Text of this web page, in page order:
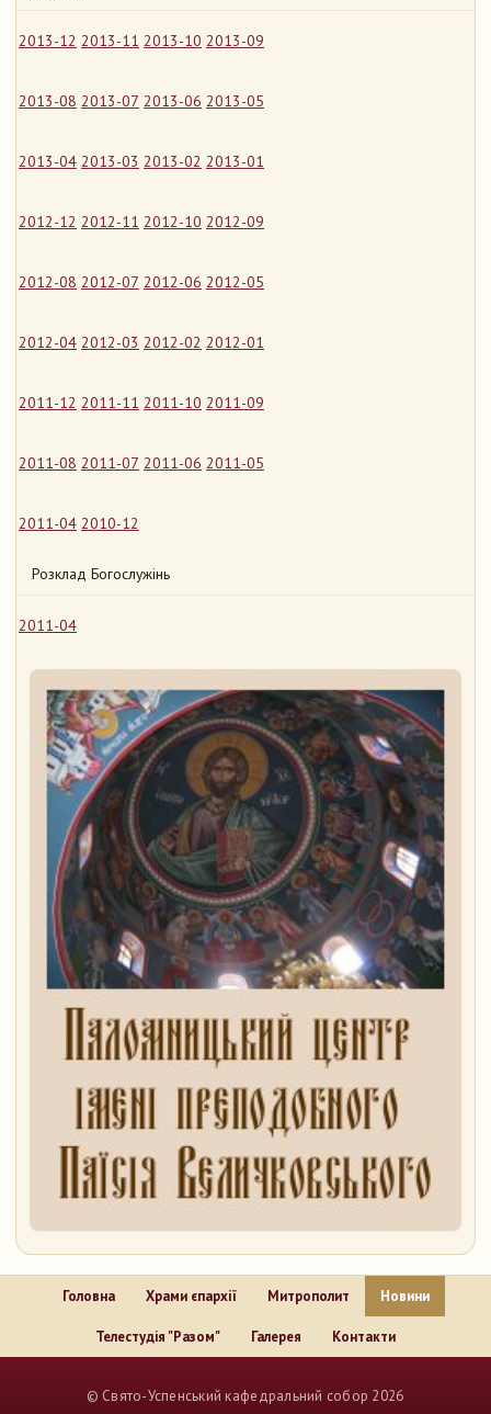
2013-12 2013-11 2013-10 2013-09
2013-08 2013-07 2013-06 2013-05
2013-04 2013-03 2013-02 2013-01
2012-12 2012-11 2012-10 2012-09
2012-08 2012-07 2012-06 2012-05
2012-04 2012-03 2012-02 2012-01
2011-12 2011-11 2011-10 2011-09
2011-08 2011-07 2011-06 2011-05
2011-04 2010-12
Розклад Богослужінь
2011-04
Головна Храми єпархії Митрополит Новини
Телестудія "Разом" Галерея Контакти
© Свято-Успенський кафедральний собор 2026